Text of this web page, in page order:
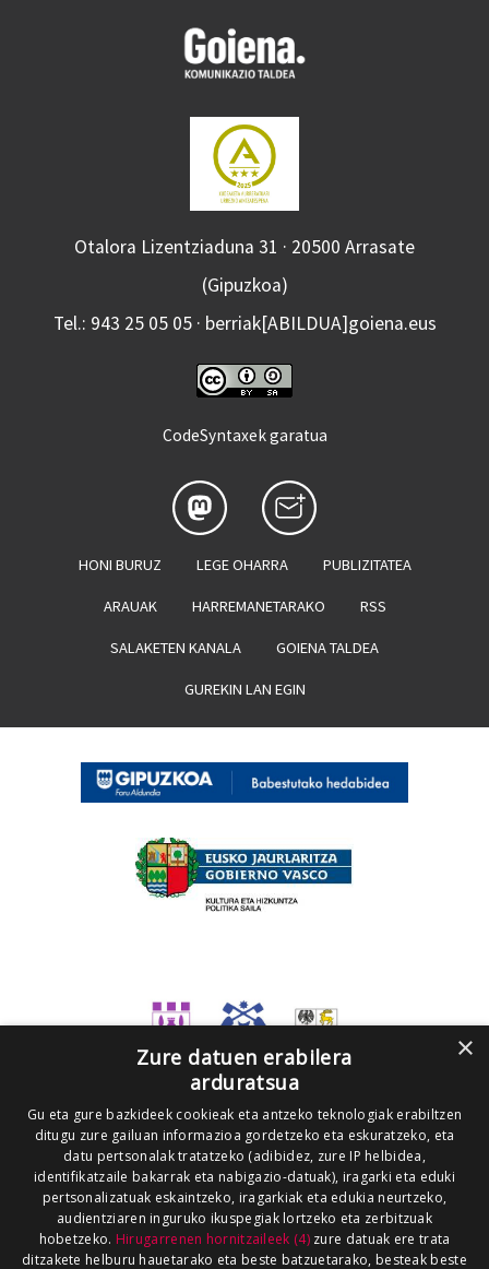
Otalora Lizentziaduna 31 · 20500 Arrasate
(Gipuzkoa)
Tel.: 943 25 05 05 · berriak[ABILDUA]goiena.eus
CodeSyntaxek garatua
HONI BURUZ LEGE OHARRA PUBLIZITATEA
ARAUAK HARREMANETARAKO RSS
SALAKETEN KANALA GOIENA TALDEA
GUREKIN LAN EGIN
×
Zure datuen erabilera
arduratsua
Gu eta gure bazkideek cookieak eta antzeko teknologiak erabiltzen
ditugu zure gailuan informazioa gordetzeko eta eskuratzeko, eta
datu pertsonalak tratatzeko (adibidez, zure IP helbidea,
identifikatzaile bakarrak eta nabigazio-datuak), iragarki eta eduki
pertsonalizatuak eskaintzeko, iragarkiak eta edukia neurtzeko,
audientziaren inguruko ikuspegiak lortzeko eta zerbitzuak
hobetzeko. Hirugarrenen hornitzaileek (4)zure datuak ere trata
ditzakete helburu hauetarako eta beste batzuetarako, besteak beste